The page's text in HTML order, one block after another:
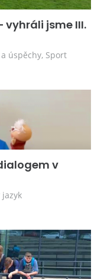
vyhráli jsme III.
úspěchy, Sport
v
jazyk